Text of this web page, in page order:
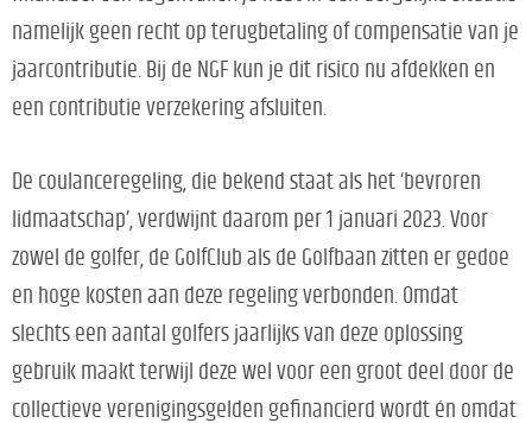
namelijk geen recht op terugbetaling of compensatie van je
jaarcontributie. Bij de NGF kun je dit risico nu afdekken en
een contributie verzekering afsluiten.
De coulanceregeling, die bekend staat als het ‘bevroren
lidmaatschap’, verdwijnt daarom per 1 januari 2023. Voor
zowel de golfer, de GolfClub als de Golfbaan zitten er gedoe
en hoge kosten aan deze regeling verbonden. Omdat
slechts een aantal golfers jaarlijks van deze oplossing
gebruik maakt terwijl deze wel voor een groot deel door de
collectieve verenigingsgelden gefinancierd wordt én omdat